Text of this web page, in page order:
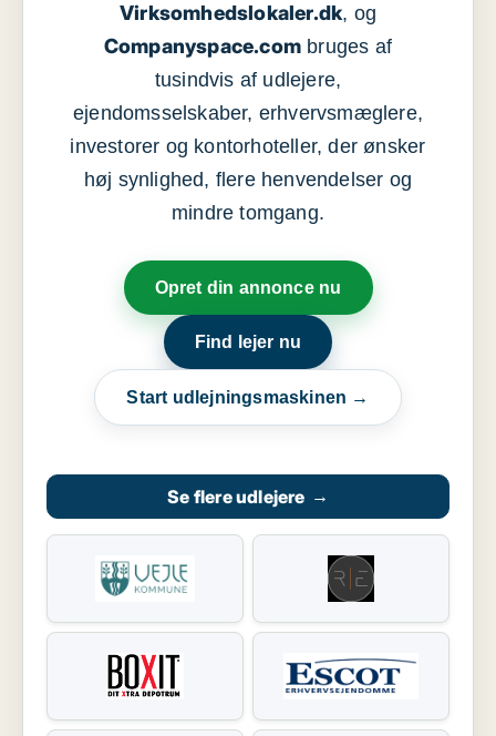
Virksomhedslokaler.dk, og
Companyspace.com bruges af
tusindvis af udlejere,
ejendomsselskaber, erhvervsmæglere,
investorer og kontorhoteller, der ønsker
høj synlighed, flere henvendelser og
mindre tomgang.
Opret din annonce nu
Find lejer nu
Start udlejningsmaskinen →
Se flere udlejere →